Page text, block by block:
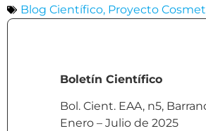
Blog Científico, Proyecto
Boletín Científico
Bol. Cient. EAA, n5,
Enero – Julio de 2025